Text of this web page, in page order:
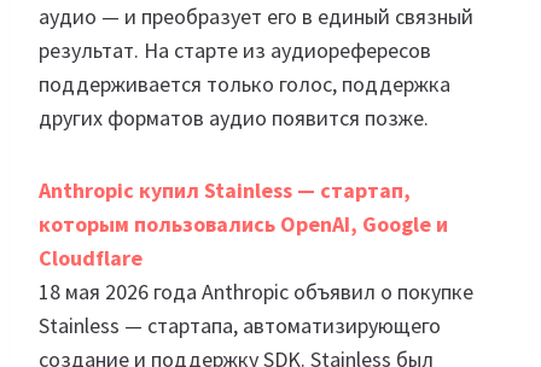
аудио — и преобразует его в единый связный
результат. На старте из аудиорефересов
поддерживается только голос, поддержка
других форматов аудио появится позже.
Anthropic купил Stainless — стартап,
которым пользовались OpenAI, Google и
Cloudflare
18 мая 2026 года Anthropic объявил о покупке
Stainless — стартапа, автоматизирующего
создание и поддержку SDK. Stainless был